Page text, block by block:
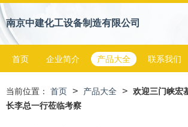
南京中建化工设备制造有限公司
首页 企业简介 产品大全 联系我们
当前位置： 首页 > 产品大全 > 欢迎三门峡宏
长李总一行莅临考察